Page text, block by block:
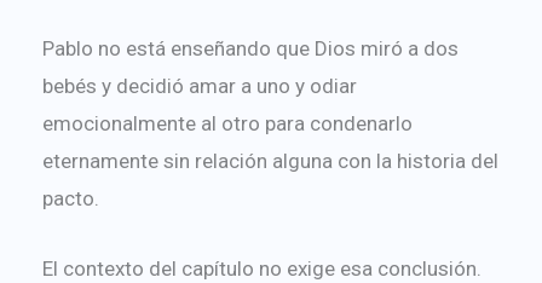
Pablo no está enseñando que Dios miró a dos
bebés y decidió amar a uno y odiar
emocionalmente al otro para condenarlo
eternamente sin relación alguna con la historia del
pacto.
El contexto del capítulo no exige esa conclusión.